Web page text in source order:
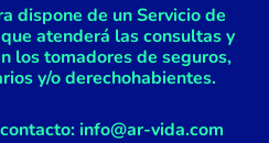
dispone de un Servicio de
atenderá las consultas y
los tomadores de seguros,
y/o derechohabientes.
info@ar-vida.com